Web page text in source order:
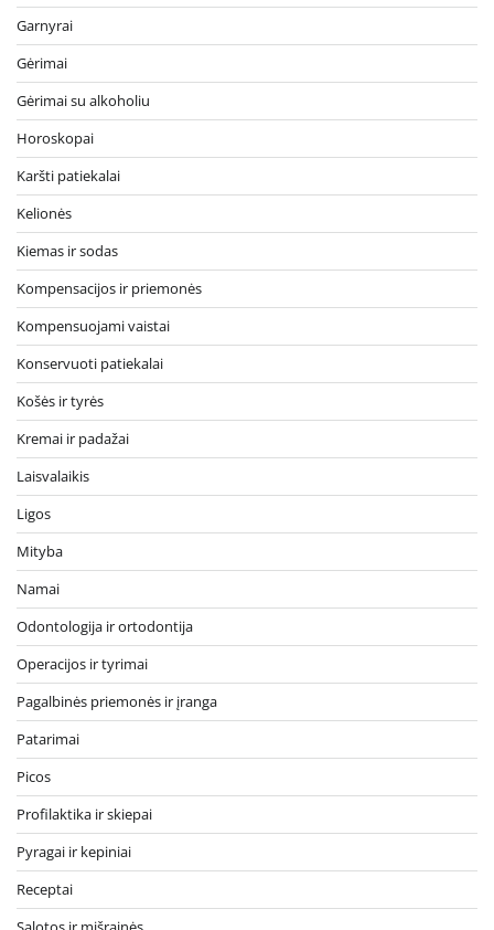
Garnyrai
Gėrimai
Gėrimai su alkoholiu
Horoskopai
Karšti patiekalai
Kelionės
Kiemas ir sodas
Kompensacijos ir priemonės
Kompensuojami vaistai
Konservuoti patiekalai
Košės ir tyrės
Kremai ir padažai
Laisvalaikis
Ligos
Mityba
Namai
Odontologija ir ortodontija
Operacijos ir tyrimai
Pagalbinės priemonės ir įranga
Patarimai
Picos
Profilaktika ir skiepai
Pyragai ir kepiniai
Receptai